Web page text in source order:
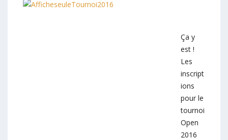
Ça y
est !
Les
inscript
ions
pour le
tournoi
Open
2016